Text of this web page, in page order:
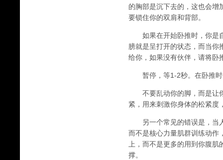
的胸部是沉下去的，这也会增
要锁住你的双肩和背部。
如果在开始卧推时，你是自
膀就是呈打开的状态，而当你
给你，如果没有伙伴，请将卧
暂停，等1-2秒。在卧推时
不要乱动你的脚，而是让你
紧，用来刺激你身体的松紧度
另一个常见的错误是，当人
而不是核心力量肌群训练动作
上，而不是更多的用到你腹
撑。